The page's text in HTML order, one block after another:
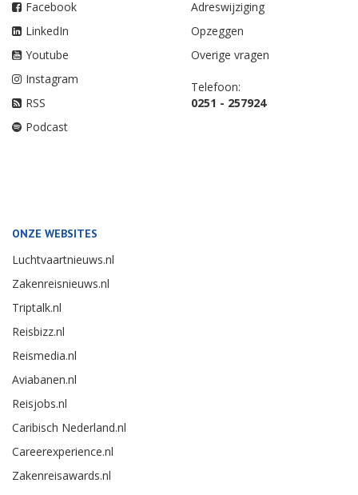
Facebook
LinkedIn
Youtube
Instagram
RSS
Podcast
Adreswijziging
Opzeggen
Overige vragen
Telefoon:
0251 - 257924
ONZE WEBSITES
Luchtvaartnieuws.nl
Zakenreisnieuws.nl
Triptalk.nl
Reisbizz.nl
Reismedia.nl
Aviabanen.nl
Reisjobs.nl
Caribisch Nederland.nl
Careerexperience.nl
Zakenreisawards.nl